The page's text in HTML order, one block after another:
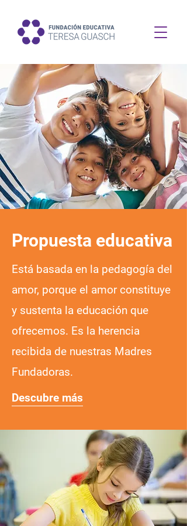
Propuesta educativa
Está basada en la pedagogía del
amor, porque el amor constituye
y sustenta la educación que
ofrecemos. Es la herencia
recibida de nuestras Madres
Fundadoras.
Descubre más